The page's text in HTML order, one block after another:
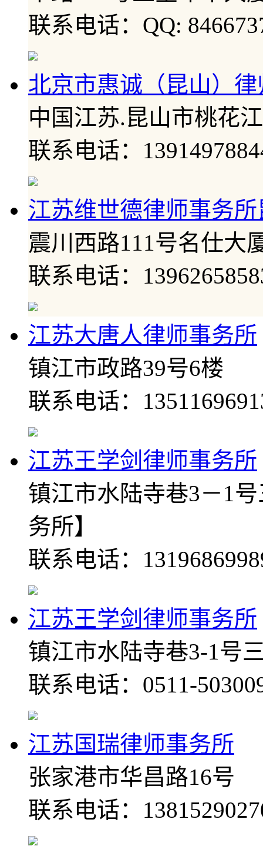
联系电话：QQ:
北京市惠诚（昆山）
中国江苏.昆山市桃花
联系电话：
江苏维世德律师事务
震川西路111号名仕大
联系电话：
江苏大唐人律师事务所
镇江市政路39号6楼
联系电话：
江苏王学剑律师事务所
镇江市水陆寺巷3－1
务所】
联系电话：
江苏王学剑律师事务所
镇江市水陆寺巷3-1号
联系电话：0511-
江苏国瑞律师事务所
张家港市华昌路16号
联系电话：